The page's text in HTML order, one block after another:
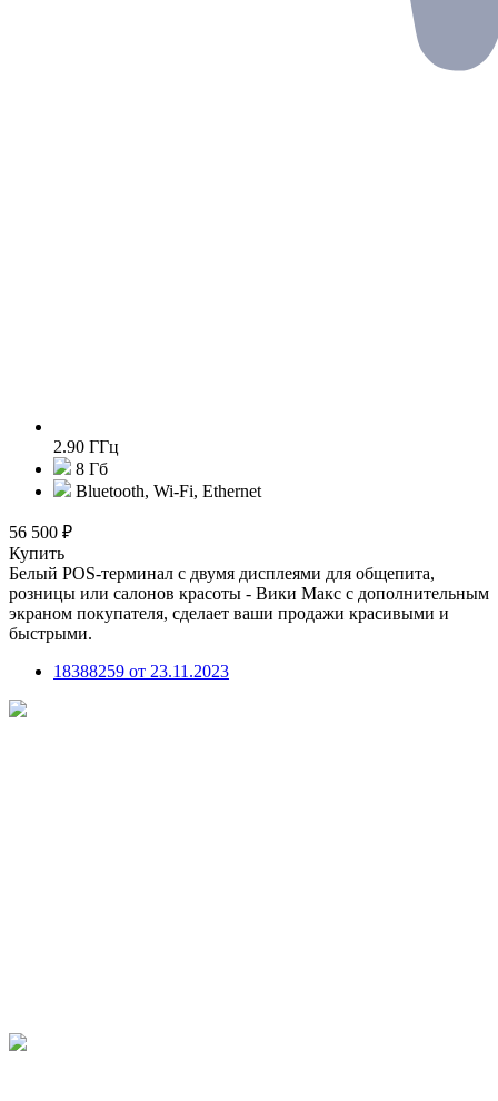
2.90 ГГц
8 Гб
Bluetooth, Wi-Fi, Ethernet
56 500 ₽
Купить
Белый POS-терминал с двумя дисплеями для общепита,
розницы или салонов красоты - Вики Макс с дополнительным
экраном покупателя, сделает ваши продажи красивыми и
быстрыми.
18388259 от 23.11.2023